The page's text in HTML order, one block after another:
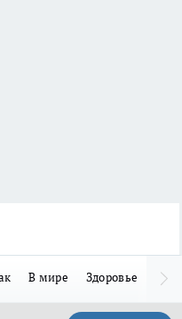
В мире Здоровье